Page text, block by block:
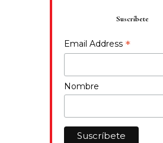
Suscríbete
Email Address *
Nombre